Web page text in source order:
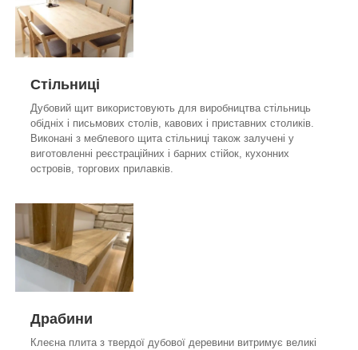
Стільниці
Дубовий щит використовують для виробництва стільниць
обідніх і письмових столів, кавових і приставних столиків.
Виконані з меблевого щита стільниці також залучені у
виготовленні реєстраційних і барних стійок, кухонних
островів, торгових прилавків.
Драбини
Клеєна плита з твердої дубової деревини витримує великі